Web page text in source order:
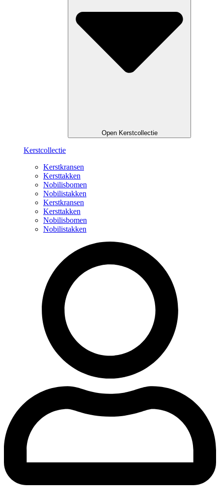
Open Kerstcollectie
Kerstcollectie
Kerstkransen
Kersttakken
Nobilisbomen
Nobilistakken
Kerstkransen
Kersttakken
Nobilisbomen
Nobilistakken